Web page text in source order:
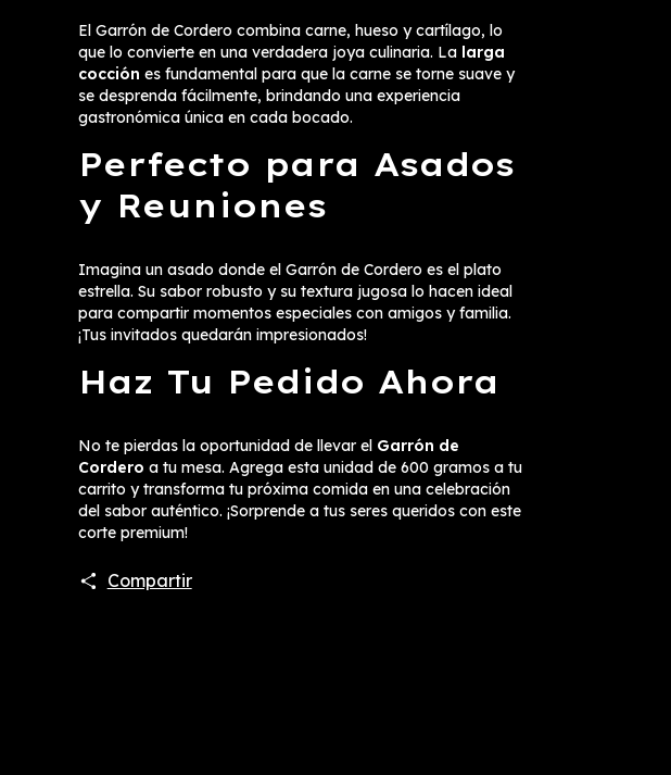
El Garrón de Cordero combina carne, hueso y cartílago, lo
que lo convierte en una verdadera joya culinaria. La larga
cocción es fundamental para que la carne se torne suave y
se desprenda fácilmente, brindando una experiencia
gastronómica única en cada bocado.
Perfecto para Asados
y Reuniones
Imagina un asado donde el Garrón de Cordero es el plato
estrella. Su sabor robusto y su textura jugosa lo hacen ideal
para compartir momentos especiales con amigos y familia.
¡Tus invitados quedarán impresionados!
Haz Tu Pedido Ahora
No te pierdas la oportunidad de llevar el Garrón de
Cordero a tu mesa. Agrega esta unidad de 600 gramos a tu
carrito y transforma tu próxima comida en una celebración
del sabor auténtico. ¡Sorprende a tus seres queridos con este
corte premium!
Compartir